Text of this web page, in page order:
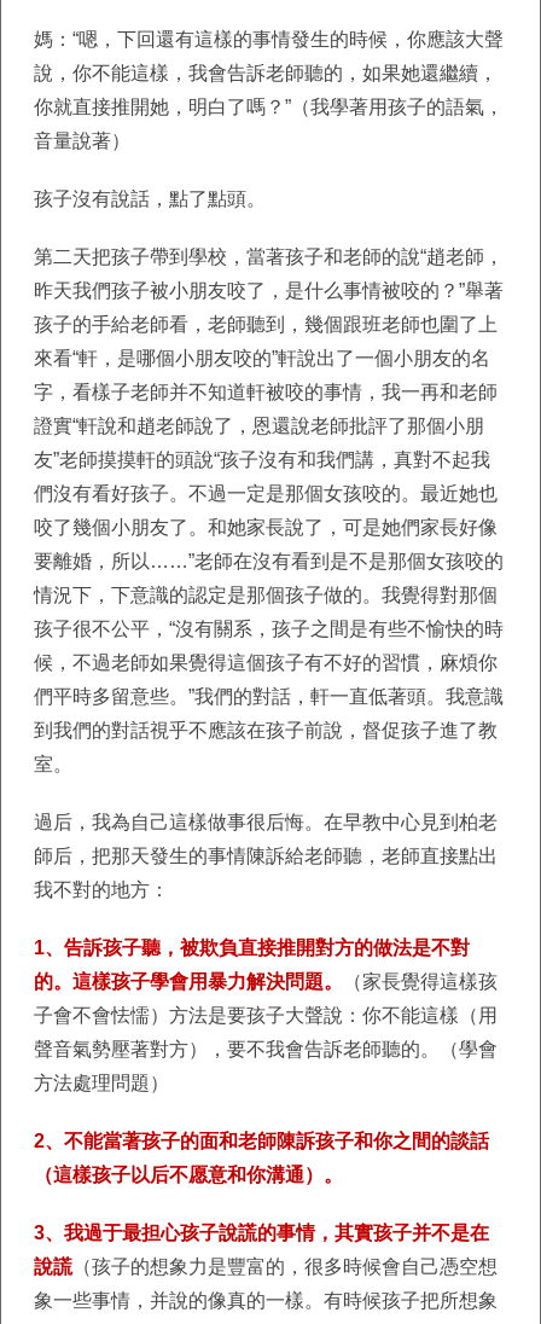
媽：“嗯，下回還有這樣的事情發生的時候，你應該大聲
說，你不能這樣，我會告訴老師聽的，如果她還繼續，
你就直接推開她，明白了嗎？”（我學著用孩子的語氣，
音量說著）
孩子沒有說話，點了點頭。
第二天把孩子帶到學校，當著孩子和老師的說“趙老師，
昨天我們孩子被小朋友咬了，是什么事情被咬的？”舉著
孩子的手給老師看，老師聽到，幾個跟班老師也圍了上
來看“軒，是哪個小朋友咬的”軒說出了一個小朋友的名
字，看樣子老師并不知道軒被咬的事情，我一再和老師
證實“軒說和趙老師說了，恩還說老師批評了那個小朋
友”老師摸摸軒的頭說“孩子沒有和我們講，真對不起我
們沒有看好孩子。不過一定是那個女孩咬的。最近她也
咬了幾個小朋友了。和她家長說了，可是她們家長好像
要離婚，所以……”老師在沒有看到是不是那個女孩咬的
情況下，下意識的認定是那個孩子做的。我覺得對那個
孩子很不公平，“沒有關系，孩子之間是有些不愉快的時
候，不過老師如果覺得這個孩子有不好的習慣，麻煩你
們平時多留意些。”我們的對話，軒一直低著頭。我意識
到我們的對話視乎不應該在孩子前說，督促孩子進了教
室。
過后，我為自己這樣做事很后悔。在早教中心見到柏老
師后，把那天發生的事情陳訴給老師聽，老師直接點出
我不對的地方：
1、告訴孩子聽，被欺負直接推開對方的做法是不對
的。這樣孩子學會用暴力解決問題。
（家長覺得這樣孩
子會不會怯懦）方法是要孩子大聲說：你不能這樣（用
聲音氣勢壓著對方），要不我會告訴老師聽的。（學會
方法處理問題）
2、不能當著孩子的面和老師陳訴孩子和你之間的談話
（這樣孩子以后不愿意和你溝通）。
3、我過于最担心孩子說謊的事情，其實孩子并不是在
說謊 （孩子的想象力是豐富的，很多時候會自己憑空想
象一些事情，并說的像真的一樣。有時候孩子把所想象